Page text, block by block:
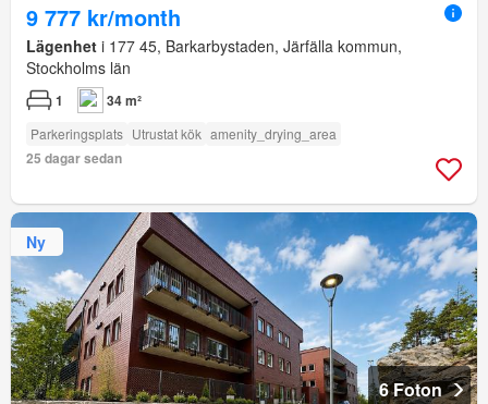
9 777 kr/month
Lägenhet i 177 45, Barkarbystaden, Järfälla kommun,
Stockholms län
1 34 m²
Parkeringsplats Utrustat kök amenity_drying_area
25 dagar sedan
Ny
6 Foton